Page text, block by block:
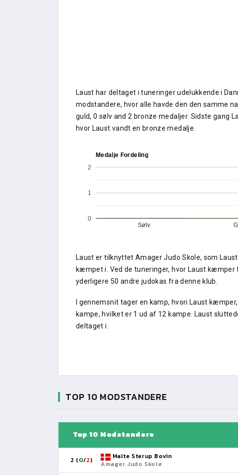
Laust har deltaget i tuneringer udelukkende i
modstandere, hvor alle havde den den samme
guld, 0 sølv and 2 bronze medaljer. Sidste gang
hvor Laust vandt en bronze medalje.
Medalje Fordeling
Sølv
0
1
2
Laust er tilknyttet Amager Judo Skole, som
kæmpet i. Ved de tuneringer, hvor Laust
yderligere 50 andre judokas fra denne klub.
I gennemsnit tager en kamp, hvori Laust
kampe, hvilket er 1 ud af 12 kampe. Laust
deltaget i.
TOP 10 MODSTANDERE
Top 10 Modstandere
2 (0/2)
Malte Sterup Bovin
Amager Judo Skole